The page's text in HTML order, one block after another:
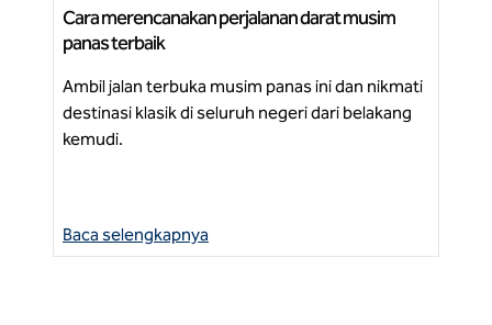
Cara merencanakan perjalanan darat musim
panas terbaik
Mulailah merencanakan perjalanan musim panas
Anda berikutnya
Ambil jalan terbuka musim panas ini dan nikmati
destinasi klasik di seluruh negeri dari belakang
kemudi.
Baca selengkapnya